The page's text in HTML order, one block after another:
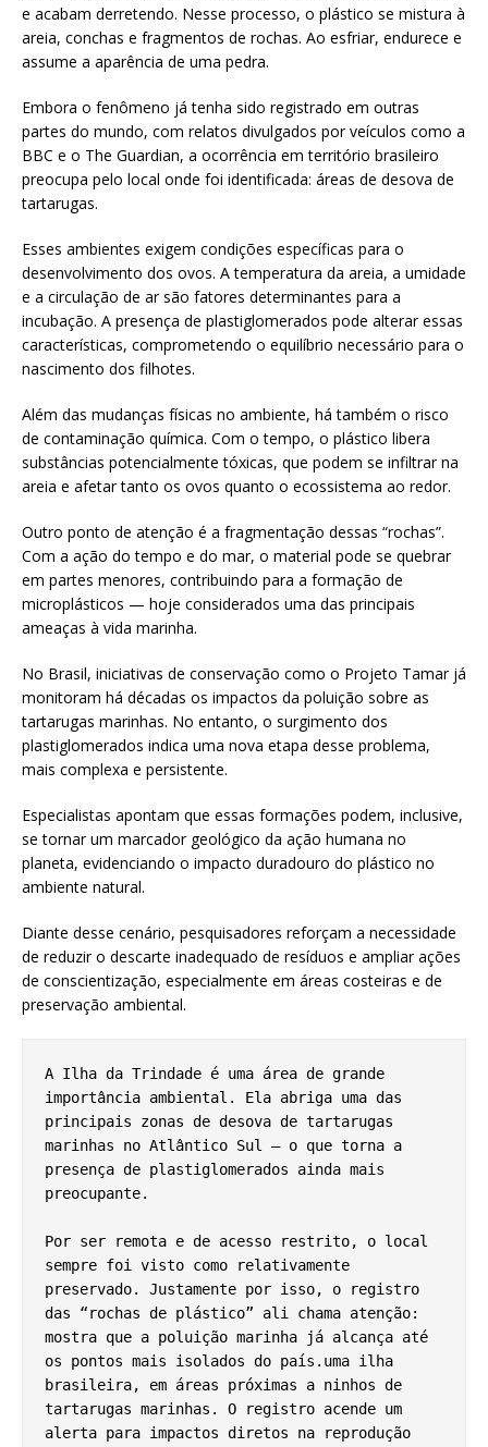
e acabam derretendo. Nesse processo, o plástico se mistura à
areia, conchas e fragmentos de rochas. Ao esfriar, endurece e
assume a aparência de uma pedra.
Embora o fenômeno já tenha sido registrado em outras
partes do mundo, com relatos divulgados por veículos como a
BBC e o The Guardian, a ocorrência em território brasileiro
preocupa pelo local onde foi identificada: áreas de desova de
tartarugas.
Esses ambientes exigem condições específicas para o
desenvolvimento dos ovos. A temperatura da areia, a umidade
e a circulação de ar são fatores determinantes para a
incubação. A presença de plastiglomerados pode alterar essas
características, comprometendo o equilíbrio necessário para o
nascimento dos filhotes.
Além das mudanças físicas no ambiente, há também o risco
de contaminação química. Com o tempo, o plástico libera
substâncias potencialmente tóxicas, que podem se infiltrar na
areia e afetar tanto os ovos quanto o ecossistema ao redor.
Outro ponto de atenção é a fragmentação dessas “rochas”.
Com a ação do tempo e do mar, o material pode se quebrar
em partes menores, contribuindo para a formação de
microplásticos — hoje considerados uma das principais
ameaças à vida marinha.
No Brasil, iniciativas de conservação como o Projeto Tamar já
monitoram há décadas os impactos da poluição sobre as
tartarugas marinhas. No entanto, o surgimento dos
plastiglomerados indica uma nova etapa desse problema,
mais complexa e persistente.
Especialistas apontam que essas formações podem, inclusive,
se tornar um marcador geológico da ação humana no
planeta, evidenciando o impacto duradouro do plástico no
ambiente natural.
Diante desse cenário, pesquisadores reforçam a necessidade
de reduzir o descarte inadequado de resíduos e ampliar ações
de conscientização, especialmente em áreas costeiras e de
preservação ambiental.
A Ilha da Trindade é uma área de grande
importância ambiental. Ela abriga uma das
principais zonas de desova de tartarugas
marinhas no Atlântico Sul — o que torna a
presença de plastiglomerados ainda mais
preocupante.
Por ser remota e de acesso restrito, o local
sempre foi visto como relativamente
preservado. Justamente por isso, o registro
das “rochas de plástico” ali chama atenção:
mostra que a poluição marinha já alcança até
os pontos mais isolados do país.uma ilha
brasileira, em áreas próximas a ninhos de
tartarugas marinhas. O registro acende um
alerta para impactos diretos na reprodução